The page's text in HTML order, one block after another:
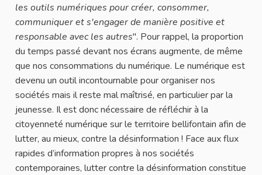
les outils numériques pour créer, consommer,
communiquer et s'engager de manière positive et
responsable avec les autres". Pour rappel, la proportion
du temps passé devant nos écrans augmente, de même
que nos consommations du numérique. Le numérique est
devenu un outil incontournable pour organiser nos
sociétés mais il reste mal maîtrisé, en particulier par la
jeunesse. Il est donc nécessaire de réfléchir à la
citoyenneté numérique sur le territoire bellifontain afin de
lutter, au mieux, contre la désinformation ! Face aux flux
rapides d’information propres à nos sociétés
contemporaines, lutter contre la désinformation constitue